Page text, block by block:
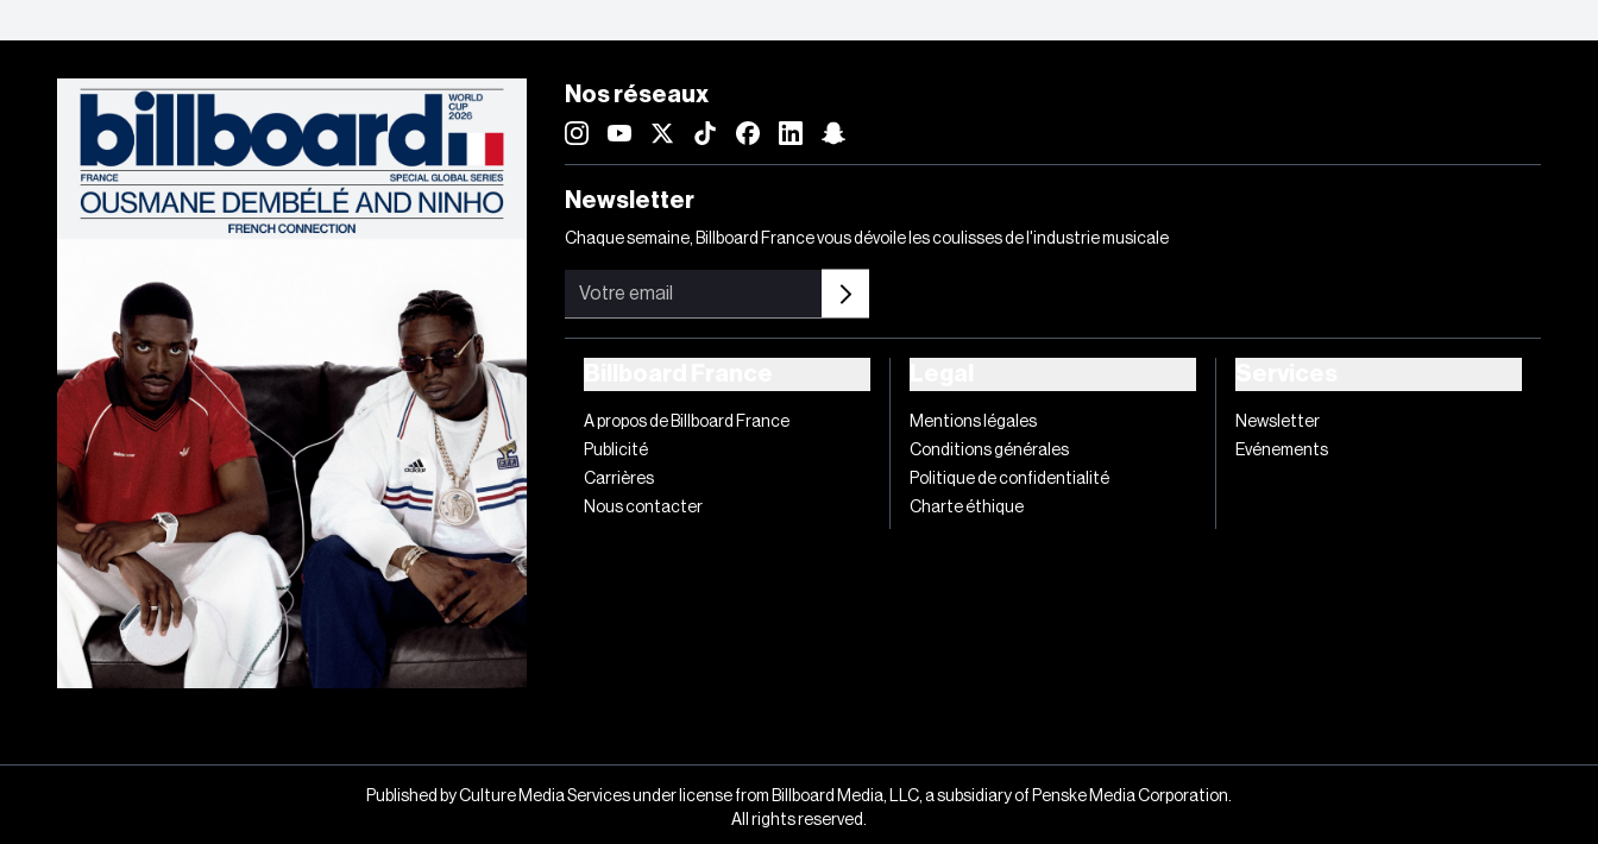
Nos réseaux
Newsletter
Chaque semaine, Billboard France vous dévoile les coulisses de l'industrie musicale
A propos de Billboard France
Publicité
Carrières
Nous contacter
Mentions légales
Conditions générales
Politique de confidentialité
Charte éthique
Newsletter
Evénements
Published by Culture Media Services under license from Billboard Media, LLC, a subsidiary of Penske Media Corporation.
All rights reserved.